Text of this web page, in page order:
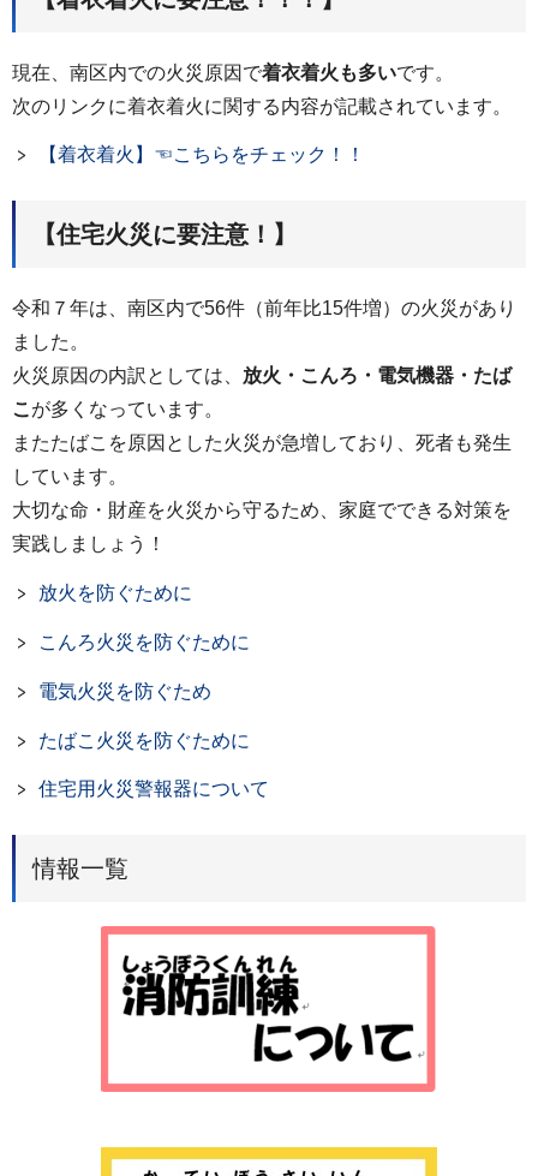
現在、南区内での火災原因で着衣着火も多いです。
次のリンクに着衣着火に関する内容が記載されています。
【着衣着火】☜こちらをチェック！！
【住宅火災に要注意！】
令和７年は、南区内で56件（前年比15件増）の火災があり
ました。
火災原因の内訳としては、 放火・こんろ・電気機器・たば
こ が多くなっています。
またたばこを原因とした火災が急増しており、死者も発生
しています。
大切な命・財産を火災から守るため、家庭でできる対策を
実践しましょう！
放火を防ぐために
こんろ火災を防ぐために
電気火災を防ぐため
たばこ火災を防ぐために
住宅用火災警報器について
情報一覧